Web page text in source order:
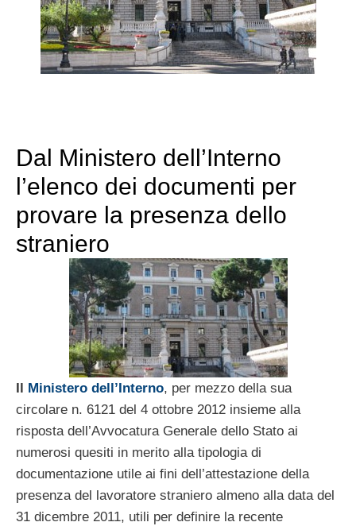
Dal Ministero dell’Interno
l’elenco dei documenti per
provare la presenza dello
straniero
Ministero dell’Interno, per mezzo della sua
circolare n. 6121 del 4 ottobre 2012 insieme alla
risposta dell’Avvocatura Generale dello Stato ai
numerosi quesiti in merito alla tipologia di
documentazione utile ai fini dell’attestazione della
presenza del lavoratore straniero almeno alla data del
31 dicembre 2011, utili per definire la recente